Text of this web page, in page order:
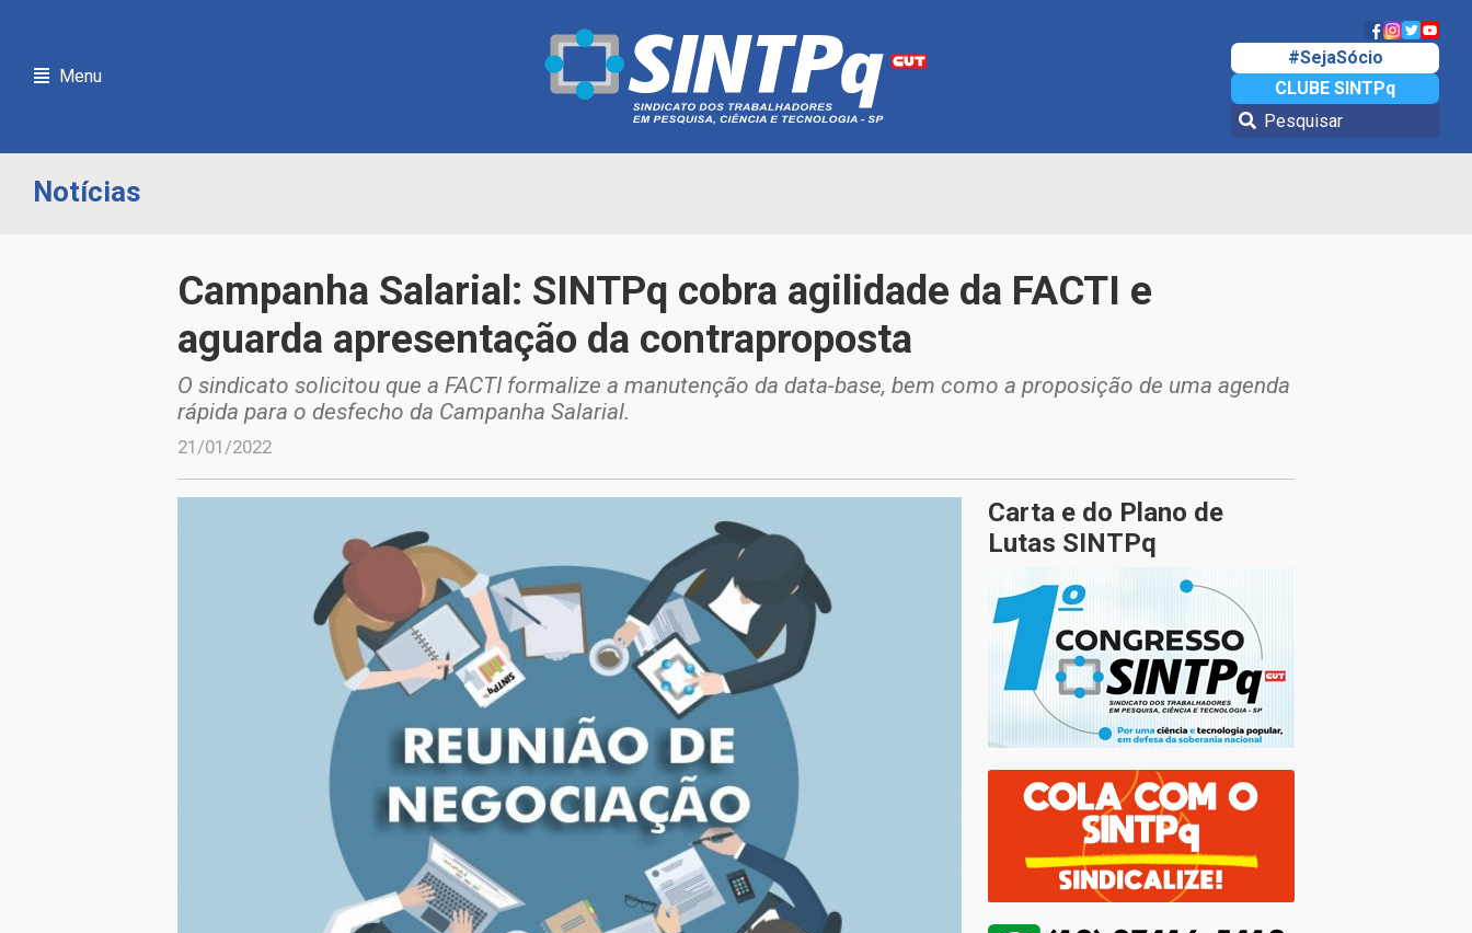
Menu
#SejaSócio
CLUBE SINTPq
Notícias
Campanha Salarial: SINTPq cobra agilidade da FACTI e
aguarda apresentação da contraproposta
O sindicato solicitou que a FACTI formalize a manutenção da data-base, bem como a proposição de uma agenda
rápida para o desfecho da Campanha Salarial.
21/01/2022
Carta e do Plano de
Lutas SINTPq